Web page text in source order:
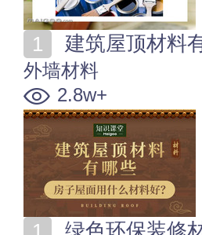
建筑屋顶材料
外墙材料
2.8w+